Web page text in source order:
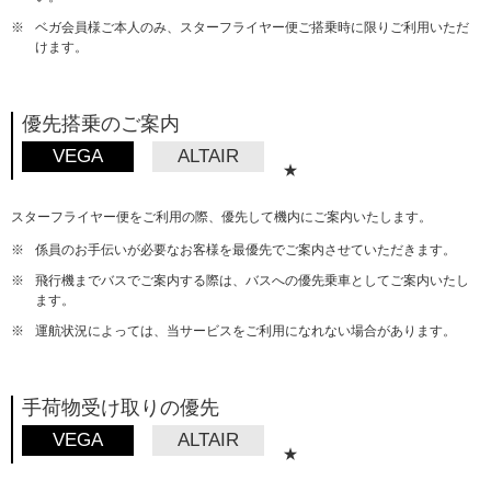
※
ベガ会員様ご本人のみ、スターフライヤー便ご搭乗時に限りご利用いただ
けます。
優先搭乗のご案内
VEGA ALTAIR
★
スターフライヤー便をご利用の際、優先して機内にご案内いたします。
※
係員のお手伝いが必要なお客様を最優先でご案内させていただきます。
※
飛行機までバスでご案内する際は、バスへの優先乗車としてご案内いたし
ます。
※
運航状況によっては、当サービスをご利用になれない場合があります。
手荷物受け取りの優先
VEGA ALTAIR
★